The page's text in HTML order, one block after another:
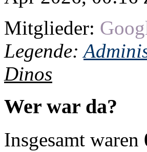
Mitglieder:
Legende:
Dinos
Wer war da?
Insgesamt waren